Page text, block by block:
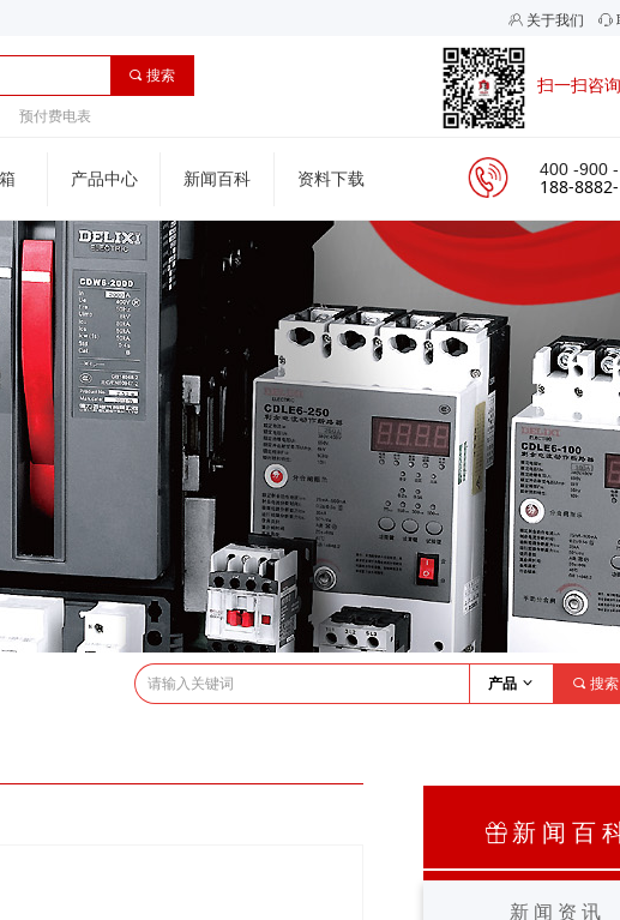
ꁘ 关于我们 ꁱ
끠 搜索 扫一扫咨
预付费电表
产品中心 新闻百科 资料下载
400 -900
188-
끠 搜索
产品 ꀁ
ꁠ 新 闻 百
新 闻 资 讯